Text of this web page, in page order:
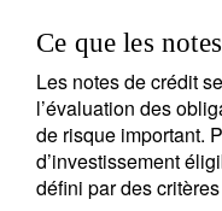
Ce que les
Les notes de crédit
l’évaluation des
de risque important.
d’investissement
défini par des